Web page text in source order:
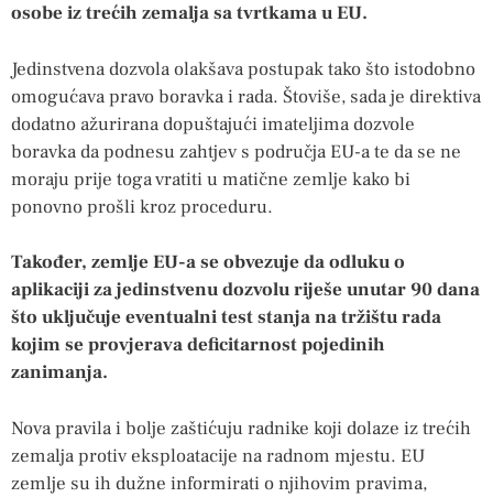
osobe iz trećih zemalja sa tvrtkama u EU.
Jedinstvena dozvola olakšava postupak tako što istodobno
omogućava pravo boravka i rada. Štoviše, sada je direktiva
dodatno ažurirana dopuštajući imateljima dozvole
boravka da podnesu zahtjev s područja EU-a te da se ne
moraju prije toga vratiti u matične zemlje kako bi
ponovno prošli kroz proceduru.
Također, zemlje EU-a se obvezuje da odluku o
aplikaciji za jedinstvenu dozvolu riješe unutar 90 dana
što uključuje eventualni test stanja na tržištu rada
kojim se provjerava deficitarnost pojedinih
zanimanja.
Nova pravila i bolje zaštićuju radnike koji dolaze iz trećih
zemalja protiv eksploatacije na radnom mjestu. EU
zemlje su ih dužne informirati o njihovim pravima,